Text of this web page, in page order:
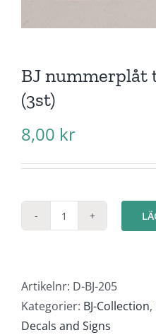
BJ nummerplåt
(3st)
8,00 kr
BJ
"BJ-
012"
(3st)
Artikelnr: D-BJ-205
Kategorier: BJ-Collection,
Decals and Signs